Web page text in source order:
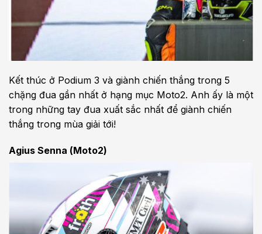
Kết thúc ở Podium 3 và giành chiến thắng trong 5
chặng đua gần nhất ở hạng mục Moto2. Anh ấy là một
trong những tay đua xuất sắc nhất để giành chiến
thắng trong mùa giải tới!
Agius Senna (Moto2)